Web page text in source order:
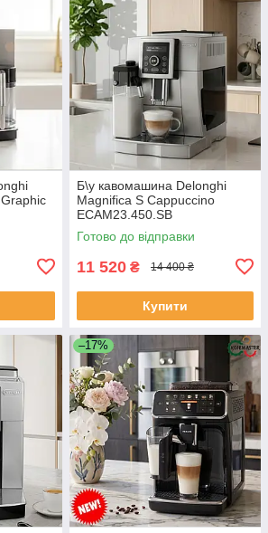
Б\у кавомашина Delonghi
Magnifica S Cappuccino
ECAM23.450.SB
Готово до відправки
11 520 ₴ 14 400 ₴
Купити
–17%